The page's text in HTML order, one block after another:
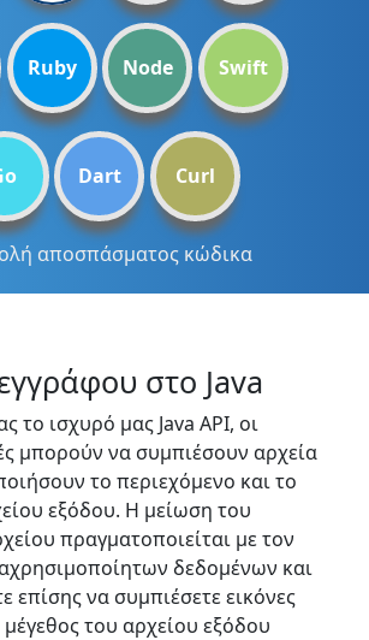
Ruby Node Swift
Dart Curl
αποσπάσματος κώδικα
στο Java
το ισχυρό μας Java API, οι
μπορούν να συμπιέσουν αρχεία
το περιεχόμενο και το
εξόδου. Η μείωση του
πραγματοποιείται με τον
δεδομένων και
να συμπιέσετε εικόνες
μέγεθος του αρχείου εξόδου